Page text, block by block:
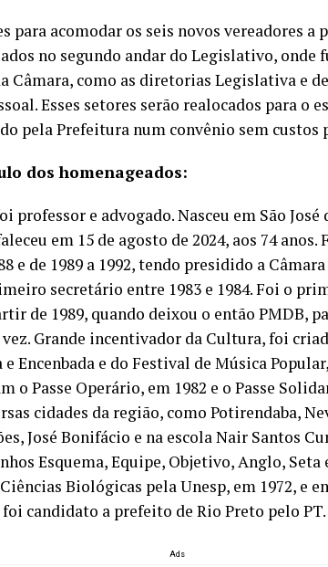
para acomodar os seis novos vereadores a
no segundo andar do Legislativo, onde
Câmara, como as diretorias Legislativa e
Esses setores serão realocados para o
pela Prefeitura num convênio sem custos
dos homenageados:
professor e advogado. Nasceu em São José
em 15 de agosto de 2024, aos 74 anos.
e de 1989 a 1992, tendo presidido a
secretário entre 1983 e 1984. Foi o
de 1989, quando deixou o então PMDB,
Grande incentivador da Cultura, foi
Encenbada e do Festival de Música
Passe Operário, em 1982 e o Passe
cidades da região, como Potirendaba,
José Bonifácio e na escola Nair Santos
Esquema, Equipe, Objetivo, Anglo, Seta
Biológicas pela Unesp, em 1972, e
foi candidato a prefeito de Rio Preto pelo PT.
Ads